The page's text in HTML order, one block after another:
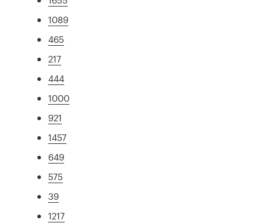
1089
465
217
444
1000
921
1457
649
575
39
1217